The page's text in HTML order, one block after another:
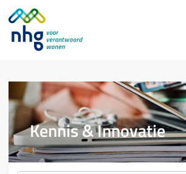
Kennis & Innovatie